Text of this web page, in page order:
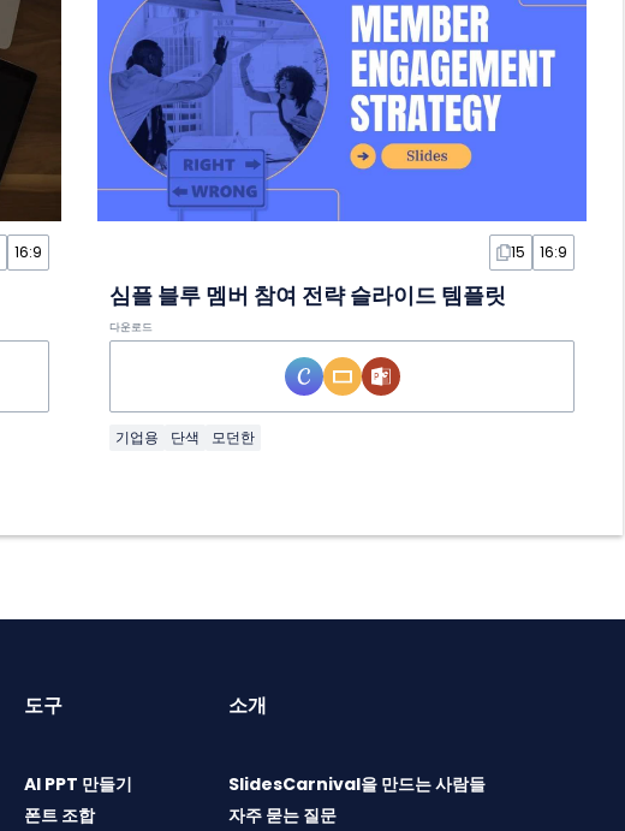
16:9 15 16:9
심플 블루 멤버 참여 전략 슬라이드 템플릿
다운로드
기업용 단색 모던한
도구
AI PPT 만들기
폰트 조합
소개
SlidesCarnival을 만드는 사람들
자주 묻는 질문